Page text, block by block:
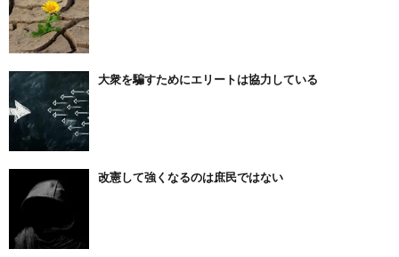
大衆を騙すためにエリートは協力している
改憲して強くなるのは庶民ではない